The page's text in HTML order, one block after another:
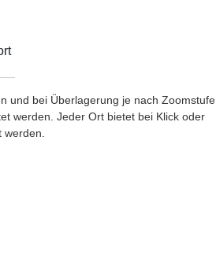
und bei Überlagerung je nach Zoomstufe
werden. Jeder Ort bietet bei Klick oder